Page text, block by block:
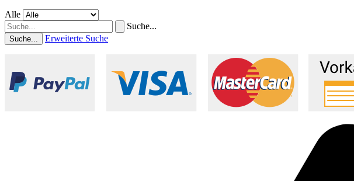
Alle
Suche...
Suche... Erweiterte Suche